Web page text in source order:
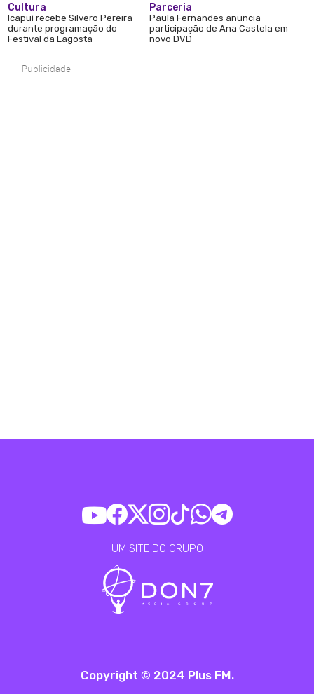
Cultura
Icapuí recebe Silvero Pereira
durante programação do
Festival da Lagosta
Parceria
Paula Fernandes anuncia
participação de Ana Castela em
novo DVD
Publicidade
UM SITE DO GRUPO
Copyright © 2024 Plus FM.